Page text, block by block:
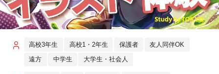
高校3年生 高校1・2年生 保護者 友人同伴OK
遠方 中学生 大学生・社会人